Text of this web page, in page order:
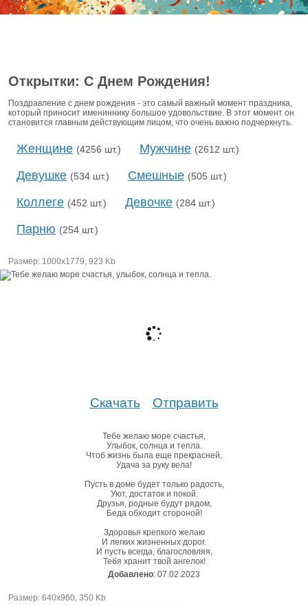
Открытки: С Днем Рождения!
Поздравление с днем рождения - это самый важный момент праздника,
который приносит имениннику большое удовольствие. В этот момент он
становится главным действующим лицом, что очень важно подчеркнуть.
Женщине (4256 шт.) Мужчине (2612 шт.)
Девушке (534 шт.) Смешные (505 шт.)
Коллеге (452 шт.) Девочке (284 шт.)
Парню (254 шт.)
Размер: 1000х1779, 923 Kb
Скачать Отправить
Тебе желаю море счастья,
Улыбок, солнца и тепла.
Чтоб жизнь была еще прекрасней,
Удача за руку вела!
Пусть в доме будет только радость,
Уют, достаток и покой.
Друзья, родные будут рядом,
Беда обходит стороной!
Здоровья крепкого желаю
И легких жизненных дорог.
И пусть всегда, благословляя,
Тебя хранит твой ангелок!
Добавлено: 07.02.2023
Размер: 640х960, 350 Kb